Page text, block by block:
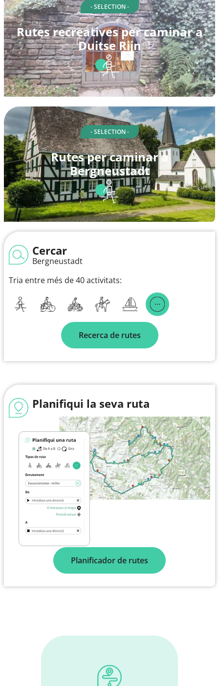
- SELECTION -
Rutes recreatives per caminar a
Duitse Rijn
- SELECTION -
Rutes per caminar a
Bergneustadt
Cercar
Bergneustadt
Tria entre més de 40 activitats:
Recerca de rutes
Planifiqui la seva ruta
Planificador de rutes